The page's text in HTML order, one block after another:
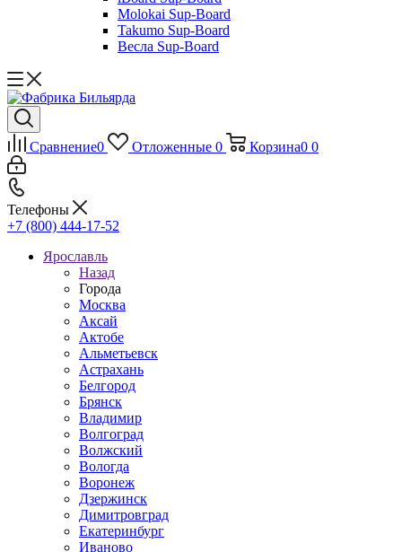
Molokai Sup-Board
Takumo Sup-Board
Весла Sup-Board
Сравнение0 Отложенные 0 Корзина0 0
Телефоны
+7 (800) 444-17-52
Ярославль
Назад
Города
Москва
Аксай
Актобе
Альметьевск
Астрахань
Белгород
Брянск
Владимир
Волгоград
Волжский
Вологда
Воронеж
Дзержинск
Димитровград
Екатеринбург
Иваново